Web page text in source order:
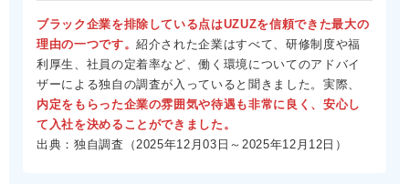
ブラック企業を排除している点はUZUZを信頼できた最大の
理由の一つです。紹介された企業はすべて、研修制度や福
利厚生、社員の定着率など、働く環境についてのアドバイ
ザーによる独自の調査が入っていると聞きました。実際、
内定をもらった企業の雰囲気や待遇も非常に良く、安心し
て入社を決めることができました。
出典：独自調査（2025年12月03日～2025年12月12日）